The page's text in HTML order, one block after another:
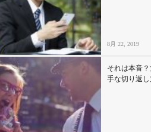
8月 22, 2019
それは本音
手な切り返